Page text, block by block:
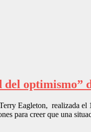
optimismo”
Eagleton,
para creer que una